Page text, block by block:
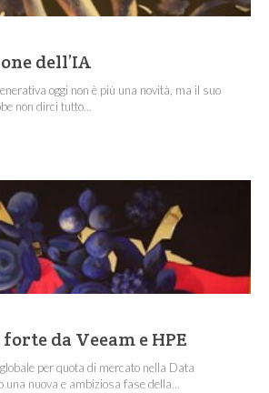
dell’IA
oggi non è più una novità, ma il suo
non dirci tutto...
da Veeam e HPE
per quota di mercato nella Data
una nuova e ambiziosa fase della...